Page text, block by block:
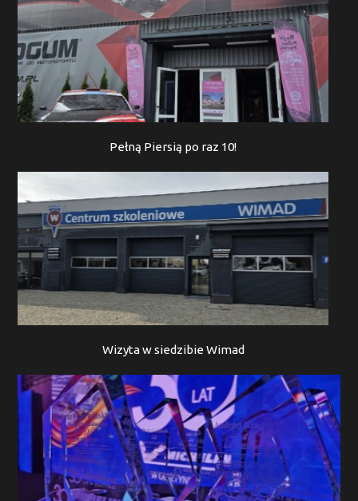
Pełną Piersią po raz 10!
Wizyta w siedzibie Wimad